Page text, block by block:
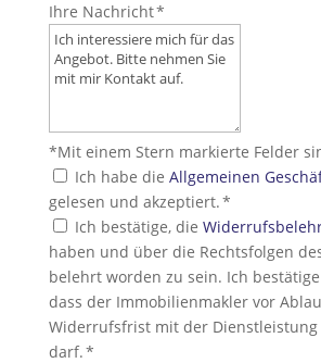
Ihre Nachricht *
*Mit einem Stern markierte Felder
Ich habe die Allgemeinen
gelesen und akzeptiert. *
Ich bestätige, die
haben und über die Rechtsfolgen
belehrt worden zu sein. Ich
dass der Immobilienmakler vor
Widerrufsfrist mit der Dienstleistung
darf. *